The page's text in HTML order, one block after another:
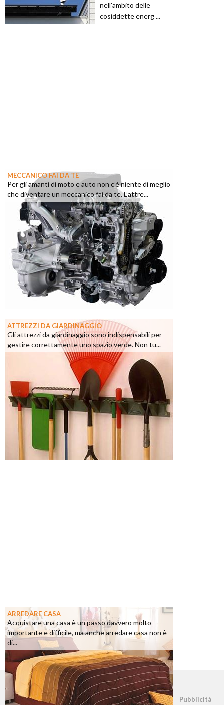
nell'ambito delle
cosiddette energ ...
MECCANICO FAI DA TE
Per gli amanti di moto e auto non c’è niente di meglio
che diventare un meccanico fai da te. L’attre...
ATTREZZI DA GIARDINAGGIO
Gli attrezzi da giardinaggio sono indispensabili per
gestire correttamente uno spazio verde. Non tu...
ARREDARE CASA
Acquistare una casa è un passo davvero molto
importante e difficile, ma anche arredare casa non è
di...
©2026 - casapratica.net - p.iva 03338800984 Pubblicità